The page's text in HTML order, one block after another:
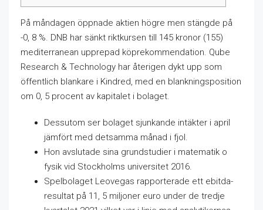
På måndagen öppnade aktien högre men stängde på
-0, 8 %. DNB har sänkt riktkursen till 145 kronor (155)
mediterranean upprepad köprekommendation. Qube
Research & Technology har återigen dykt upp som
öffentlich blankare i Kindred, med en blankningsposition
om 0, 5 procent av kapitalet i bolaget.
Dessutom ser bolaget sjunkande intäkter i april
jämfört med detsamma månad i fjol.
Hon avslutade sina grundstudier i matematik o
fysik vid Stockholms universitet 2016.
Spelbolaget Leovegas rapporterade ett ebitda-
resultat på 11, 5 miljoner euro under de tredje